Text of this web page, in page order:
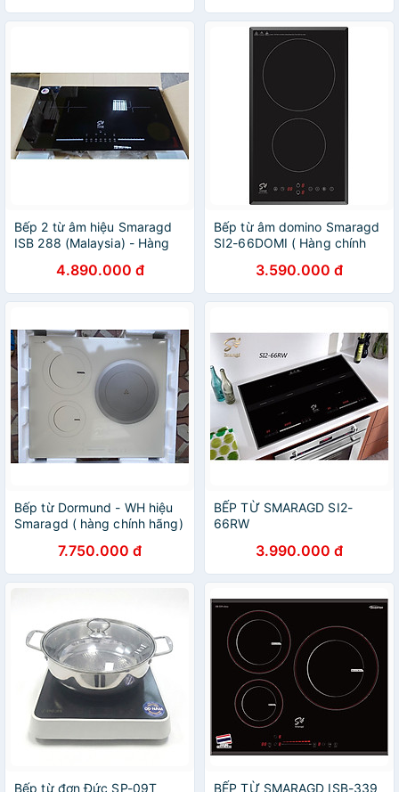
Bếp 2 từ âm hiệu Smaragd
ISB 288 (Malaysia) - Hàng
4.890.000 đ
Bếp từ âm domino Smaragd
SI2-66DOMI ( Hàng chính
3.590.000 đ
Bếp từ Dormund - WH hiệu
Smaragd ( hàng chính hãng)
7.750.000 đ
BẾP TỪ SMARAGD SI2-
66RW
3.990.000 đ
Bếp từ đơn Đức SP-09T
BẾP TỪ SMARAGD ISB-339